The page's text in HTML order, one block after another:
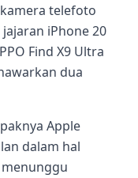
telefoto
iPhone 20
Find X9 Ultra
dua
Apple
dalam hal